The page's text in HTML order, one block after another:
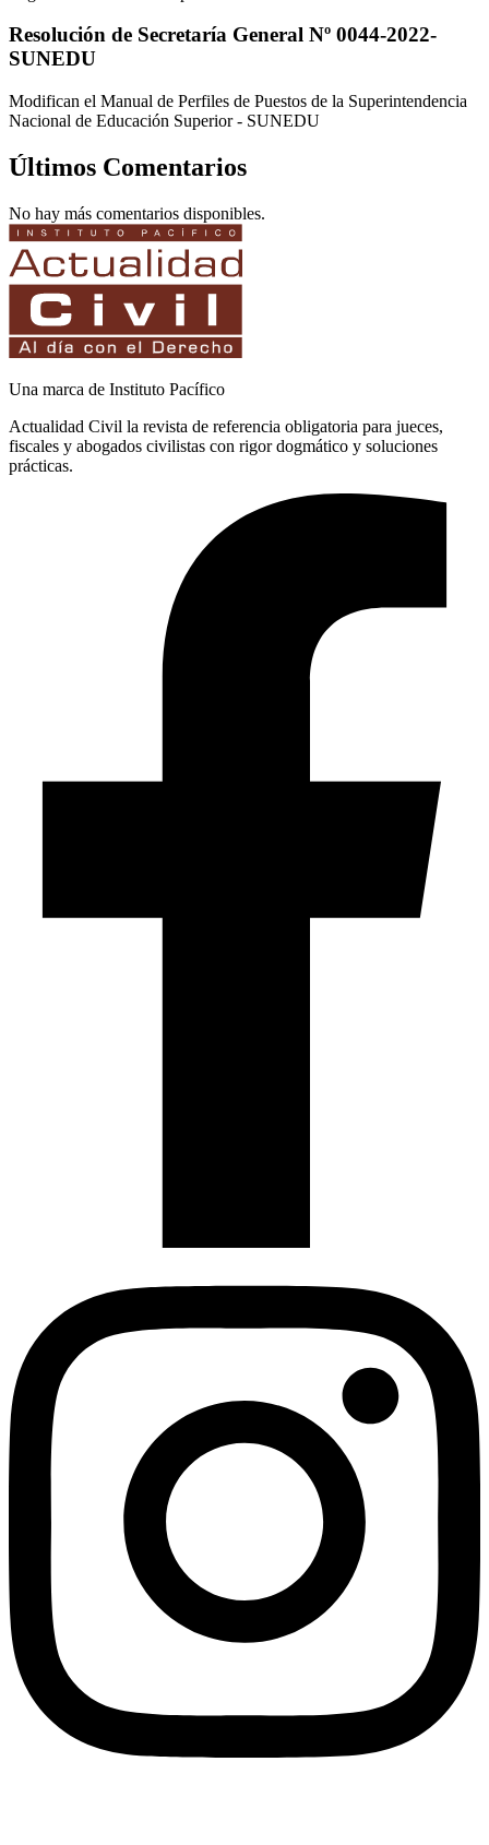
Resolución de Secretaría General Nº 0044-2022-
SUNEDU
Modifican el Manual de Perfiles de Puestos de la Superintendencia
Nacional de Educación Superior - SUNEDU
Últimos Comentarios
No hay más comentarios disponibles.
Una marca de Instituto Pacífico
Actualidad Civil la revista de referencia obligatoria para jueces,
fiscales y abogados civilistas con rigor dogmático y soluciones
prácticas.